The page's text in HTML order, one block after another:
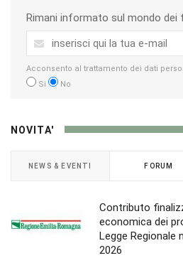
Rimani informato sul mondo dei
Acconsento al trattamento dei dati
Si
No
NOVITA'
NEWS & EVENTI FORUM
Contributo
economica dei
Legge Regionale
2026